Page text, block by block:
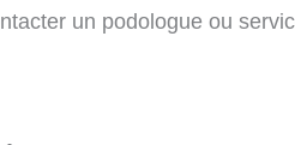
un podologue ou